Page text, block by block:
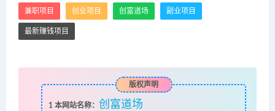
兼职项目 创业项目 创富道场 副业项目
最新赚钱项目
版权声明
1 本网站名称： 创富道场